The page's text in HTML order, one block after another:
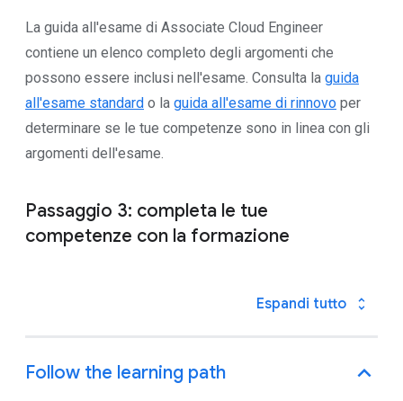
La guida all'esame di Associate Cloud Engineer
contiene un elenco completo degli argomenti che
possono essere inclusi nell'esame. Consulta la guida
all'esame standard o la guida all'esame di rinnovo per
determinare se le tue competenze sono in linea con gli
argomenti dell'esame.
Passaggio 3: completa le tue
competenze con la formazione